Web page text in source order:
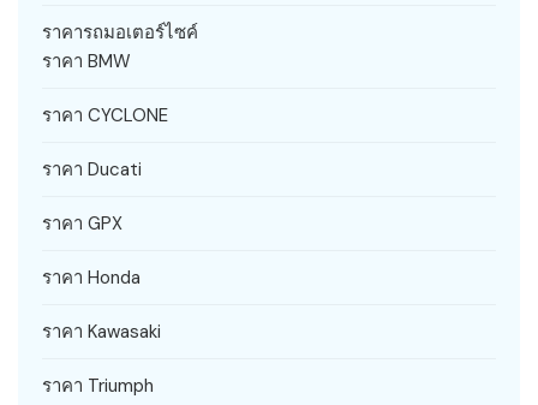
ราคารถมอเตอร์ไซค์
ราคา BMW
ราคา CYCLONE
ราคา Ducati
ราคา GPX
ราคา Honda
ราคา Kawasaki
ราคา Triumph